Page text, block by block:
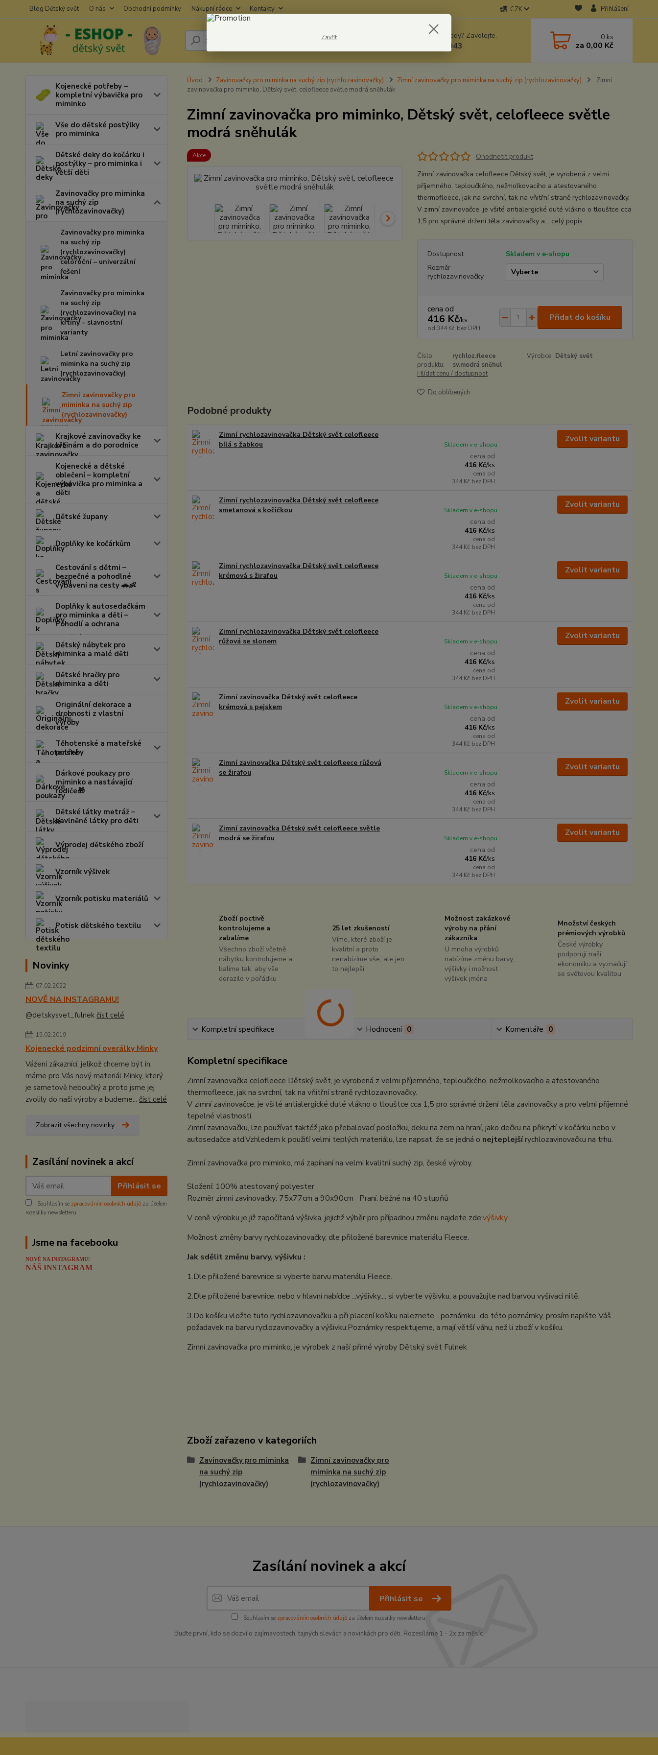
Blog Dětský svět O nás Obchodní podmínky Nákupní rádce Kontakty CZK Přihlášení
Hledat Nevíte si rady? Zavolejte.
604278943
0 ks
za 0,00 Kč
Kojenecké potřeby –
kompletní výbavička pro
miminko
Vše do dětské postýlky
pro miminka
Dětské deky do kočárku i
postýlky – pro miminka i
větší děti
Zavinovačky pro miminka
na suchý zip
(rychlozavinovačky)
Zavinovačky pro miminka
na suchý zip
(rychlozavinovačky)
celoroční – univerzální
řešení
Zavinovačky pro miminka
na suchý zip
(rychlozavinovačky) na
křtiny – slavnostní
varianty
Letní zavinovačky pro
miminka na suchý zip
(rychlozavinovačky)
Zimní zavinovačky pro
miminka na suchý zip
(rychlozavinovačky)
Krajkové zavinovačky ke
křtinám a do porodnice
Kojenecké a dětské
oblečení – kompletní
výbavička pro miminka a
děti
Dětské župany
Doplňky ke kočárkům
Cestování s dětmi –
bezpečné a pohodlné
vybavení na cesty 🚗👶
Doplňky k autosedačkám
pro miminka a děti –
Pohodlí a ochrana
Dětský nábytek pro
miminka a malé děti
Dětské hračky pro
miminka a děti
Originální dekorace a
drobnosti z vlastní
výroby
Těhotenské a mateřské
potřeby
Dárkové poukazy pro
miminko a nastávající
rodiče🎁
Dětské látky metráž –
bavlněné látky pro děti
Výprodej dětského zboží
Vzorník výšivek
Vzorník potisku materiálů
Potisk dětského textilu
Novinky
07.02.2022
NOVĚ NA INSTAGRAMU!
@detskysvet_fulnek číst celé
15.02.2019
Kojenecké podzimní overálky Minky
Vážení zákaznící, jelikož chceme být in,
máme pro Vás nový materiál Minky, který
je sametově heboučký a proto jsme jej
zvolily do naší výroby a budeme... číst celé
Zobrazit všechny novinky
Zasílání novinek a akcí
Přihlásit se
Souhlasím se zpracováním osobních údajů za účelem
rozesílky newsletteru.
Jsme na facebooku
NOVĚ NA INSTAGRAMU!
NÁŠ INSTAGRAM
Úvod Zavinovačky pro miminka na suchý zip (rychlozavinovačky) Zimní zavinovačky pro miminka na suchý zip (rychlozavinovačky)
Zimní
zavinovačka pro miminko, Dětský svět, celofleece světle modrá sněhulák
Zimní zavinovačka pro miminko, Dětský svět, celofleece světle
modrá sněhulák
Akce
Ohodnotit produkt
Zimní zavinovačka celofleece Dětský svět, je vyrobená z velmi
příjemného, teploučkého, nežmolkovacího a atestovaného
thermofleece, jak na svrchní, tak na vňitřní straně rychlozavinovačky.
V zimní zavinovačce, je všité antialergické duté vlákno o tlouštce cca
1,5 pro správné držení těla zavinovačky a... celý popis
Dostupnost
Skladem v e-shopu
Rozměr
rychlozavinovačky
cena od
416 Kč/ks
od 344 Kč bez DPH
Přidat do košíku
Číslo
produktu:
rychloz.fleece
sv.modrá sněhul
Výrobce: Dětský svět
Hlídat cenu / dostupnost
Do oblíbených
Podobné produkty
Zimní rychlozavinovačka Dětský svět celofleece
bílá s žabkou
cena od
416 Kč/ks
cena od
344 Kč bez DPH
Skladem v e-shopu
Zvolit variantu
Zimní rychlozavinovačka Dětský svět celofleece
smetanová s kočičkou
cena od
416 Kč/ks
cena od
344 Kč bez DPH
Skladem v e-shopu
Zvolit variantu
Zimní rychlozavinovačka Dětský svět celofleece
krémová s žirafou
cena od
416 Kč/ks
cena od
344 Kč bez DPH
Skladem v e-shopu
Zvolit variantu
Zimní rychlozavinovačka Dětský svět celofleece
růžová se slonem
cena od
416 Kč/ks
cena od
344 Kč bez DPH
Skladem v e-shopu
Zvolit variantu
Zimní zavinovačka Dětský svět celofleece
krémová s pejskem
cena od
416 Kč/ks
cena od
344 Kč bez DPH
Skladem v e-shopu
Zvolit variantu
Zimní zavinovačka Dětský svět celofleece růžová
se žirafou
cena od
416 Kč/ks
cena od
344 Kč bez DPH
Skladem v e-shopu
Zvolit variantu
Zimní zavinovačka Dětský svět celofleece světle
modrá se žirafou
cena od
416 Kč/ks
cena od
344 Kč bez DPH
Skladem v e-shopu
Zvolit variantu
Zboží poctivě
kontrolujeme a
zabalíme
Všechno zboží včetně
nábytku kontrolujeme a
balíme tak, aby vše
dorazilo v pořádku
25 let zkušeností
Víme, které zboží je
kvalitní a proto
nenabízíme vše, ale jen
to nejlepší
Možnost zakázkové
výroby na přání
zákazníka
U mnoha výrobků
nabízíme změnu barvy,
výšivky i možnost
výšivek jména
Množství českých
prémiových výrobků
České výrobky
podporují naši
ekonomiku a vyznačují
se světovou kvalitou
Kompletní specifikace Hodnocení 0 Komentáře 0
Kompletní specifikace
Zimní zavinovačka celofleece Dětský svět, je vyrobená z velmi příjemného, teploučkého, nežmolkovacího a atestovaného
thermofleece, jak na svrchní, tak na vňitřní straně rychlozavinovačky.
V zimní zavinovačce, je všité antialergické duté vlákno o tlouštce cca 1,5 pro správné držení těla zavinovačky a pro velmi příjemné
tepelné vlastnosti.
Zimní zavinovačku, lze používat taktéž jako přebalovací podložku, deku na zem na hraní, jako dečku na přikrytí v kočárku nebo v
autosedačce atd.Vzhledem k použiťí velmi teplých materiálu, lze napsat, že se jedná o nejteplejšírychlozavinovačku na trhu.
Zimní zavinovačka pro miminko, má zapínaní na velmi kvalitní suchý zip, české výroby.
Složení: 100% atestovaný polyester
Rozměr zimní zavinovačky: 75x77cm a 90x90cm Praní: běžné na 40 stupňů
V ceně výrobku je již započítaná výšivka, jejichž výběr pro případnou změnu najdete zde:výšivky
Možnost změny barvy rychlozavinovačky, dle přiložené barevnice materiálu Fleece.
Jak sdělit změnu barvy, výšivku :
1.Dle přiložené barevnice si vyberte barvu materiálu Fleece.
2.Dle přiložené barevnice, nebo v hlavní nabídce ...výšivky.... si vyberte výšivku, a pouvažujte nad barvou vyšívací nitě.
3.Do košíku vložte tuto rychlozavinovačku a při placení košíku naleznete ...poznámku...do této poznámky, prosím napište Váš
požadavek na barvu ryclozavinovačky a výšivku.Poznámky respektujeme, a mají větší váhu, než li zboží v košíku.
Zimní zavinovačka pro miminko, je výrobek z naší přímé výroby Dětský svět Fulnek
Zboží zařazeno v kategoriích
Zavinovačky pro miminka
na suchý zip
(rychlozavinovačky)
Zimní zavinovačky pro
miminka na suchý zip
(rychlozavinovačky)
Zasílání novinek a akcí
Přihlásit se
Souhlasím se zpracováním osobních údajůza účelem rozesílky newsletteru.
Buďte první, kdo se dozví o zajímavostech, tajných slevách a novinkách pro děti. Rozesíláme 1 - 2x za měsíc.
Zavřít